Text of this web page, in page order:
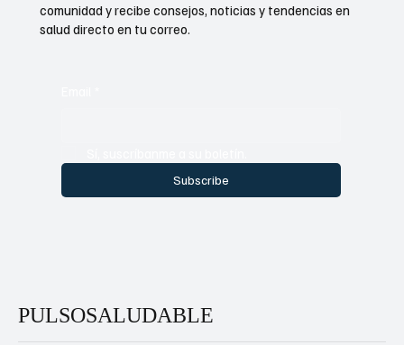
Subscribe
comunidad y recibe consejos, noticias y tendencias en
salud directo en tu correo.
PULSOSALUDABLE